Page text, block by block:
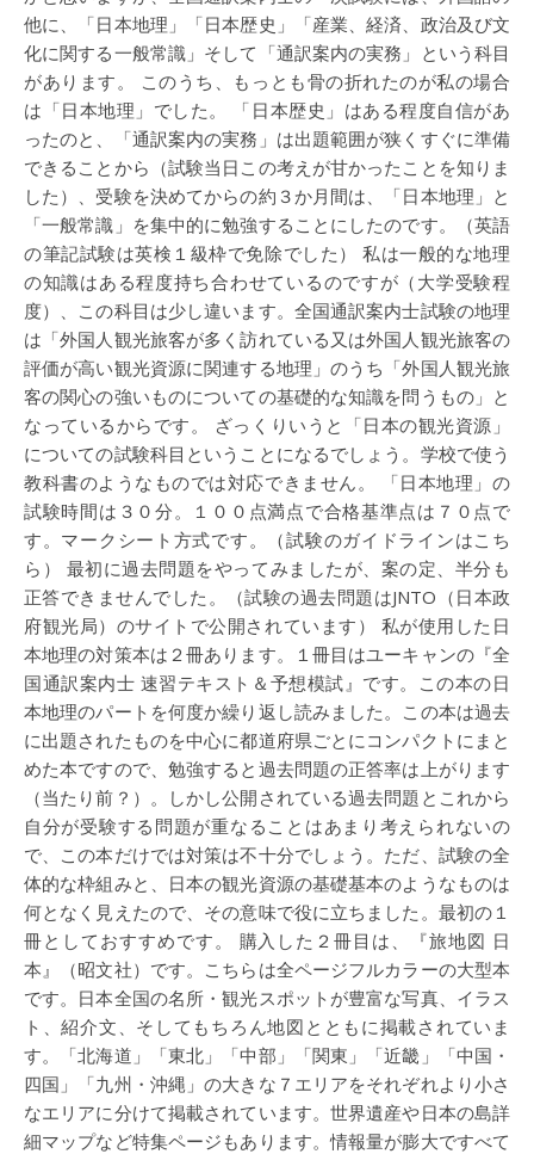
他に、「日本地理」「日本歴史」「産業、経済、政治及び文
化に関する一般常識」そして「通訳案内の実務」という科目
があります。 このうち、もっとも骨の折れたのが私の場合
は「日本地理」でした。 「日本歴史」はある程度自信があ
ったのと、「通訳案内の実務」は出題範囲が狭くすぐに準備
できることから（試験当日この考えが甘かったことを知りま
した）、受験を決めてからの約３か月間は、「日本地理」と
「一般常識」を集中的に勉強することにしたのです。（英語
の筆記試験は英検１級枠で免除でした） 私は一般的な地理
の知識はある程度持ち合わせているのですが（大学受験程
度）、この科目は少し違います。全国通訳案内士試験の地理
は「外国人観光旅客が多く訪れている又は外国人観光旅客の
評価が高い観光資源に関連する地理」のうち「外国人観光旅
客の関心の強いものについての基礎的な知識を問うもの」と
なっているからです。 ざっくりいうと「日本の観光資源」
についての試験科目ということになるでしょう。学校で使う
教科書のようなものでは対応できません。 「日本地理」の
試験時間は３０分。１００点満点で合格基準点は７０点で
す。マークシート方式です。（試験のガイドラインはこち
ら） 最初に過去問題をやってみましたが、案の定、半分も
正答できませんでした。（試験の過去問題はJNTO（日本政
府観光局）のサイトで公開されています） 私が使用した日
本地理の対策本は２冊あります。１冊目はユーキャンの『全
国通訳案内士 速習テキスト＆予想模試』です。この本の日
本地理のパートを何度か繰り返し読みました。この本は過去
に出題されたものを中心に都道府県ごとにコンパクトにまと
めた本ですので、勉強すると過去問題の正答率は上がります
（当たり前？）。しかし公開されている過去問題とこれから
自分が受験する問題が重なることはあまり考えられないの
で、この本だけでは対策は不十分でしょう。ただ、試験の全
体的な枠組みと、日本の観光資源の基礎基本のようなものは
何となく見えたので、その意味で役に立ちました。最初の１
冊としておすすめです。 購入した２冊目は、『旅地図 日
本』（昭文社）です。こちらは全ページフルカラーの大型本
です。日本全国の名所・観光スポットが豊富な写真、イラス
ト、紹介文、そしてもちろん地図とともに掲載されていま
す。「北海道」「東北」「中部」「関東」「近畿」「中国・
四国」「九州・沖縄」の大きな７エリアをそれぞれより小さ
なエリアに分けて掲載されています。世界遺産や日本の島詳
細マップなど特集ページもあります。情報量が膨大ですべて